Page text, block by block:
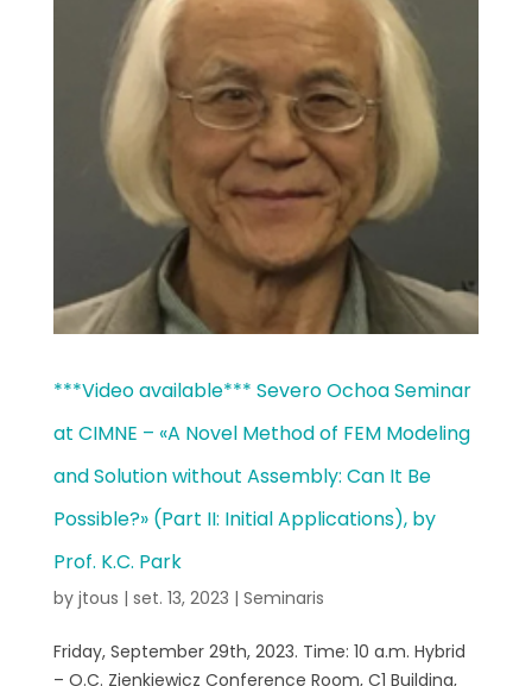
***Video available*** Severo Ochoa Seminar
at CIMNE – «A Novel Method of FEM Modeling
and Solution without Assembly: Can It Be
Possible?» (Part II: Initial Applications), by
Prof. K.C. Park
by jtous | set. 13, 2023 | Seminaris
Friday, September 29th, 2023. Time: 10 a.m. Hybrid
– O.C. Zienkiewicz Conference Room, C1 Building,